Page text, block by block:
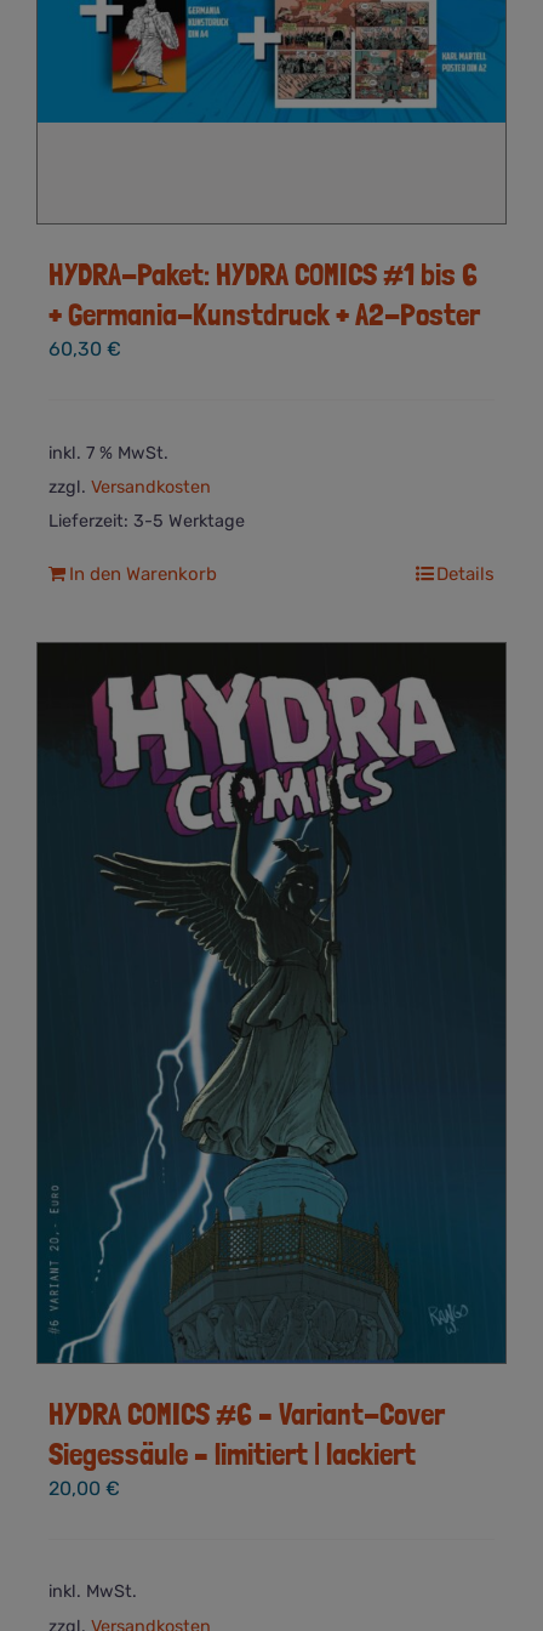
HYDRA-Paket: HYDRA COMICS #1 bis 6
+ Germania-Kunstdruck + A2-Poster
60,30 €
inkl. 7 % MwSt.
zzgl. Versandkosten
Lieferzeit: 3-5 Werktage
In den Warenkorb Details
HYDRA COMICS #6 – Variant-Cover
Siegessäule – limitiert | lackiert
20,00 €
inkl. MwSt.
zzgl. Versandkosten